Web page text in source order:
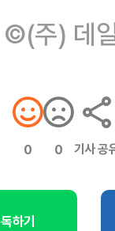
©(주) 데
0 0 기사 공
하기